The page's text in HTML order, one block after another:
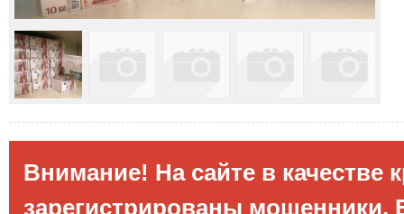
Внимание! На сайте в качестве
зарегистрированы мошенники.